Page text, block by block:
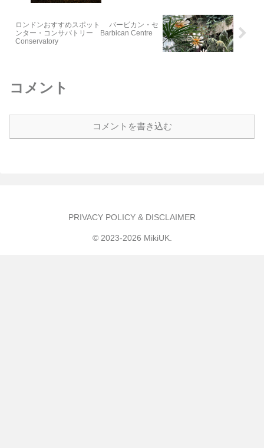
ロンドンおすすめスポット バービカン・セ
ンター・コンサバトリー Barbican Centre
Conservatory
コメント
コメントを書き込む
PRIVACY POLICY & DISCLAIMER
© 2023-2026 MikiUK.